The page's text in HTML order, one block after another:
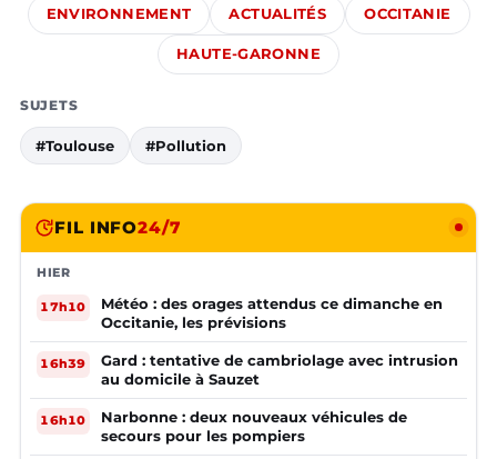
ENVIRONNEMENT ACTUALITÉS OCCITANIE
HAUTE-GARONNE
SUJETS
#Toulouse #Pollution
FIL INFO24/7
HIER
17h10
Météo : des orages attendus ce dimanche en
Occitanie, les prévisions
16h39
Gard : tentative de cambriolage avec intrusion
au domicile à Sauzet
16h10
Narbonne : deux nouveaux véhicules de
secours pour les pompiers